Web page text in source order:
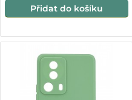
Přidat do košíku